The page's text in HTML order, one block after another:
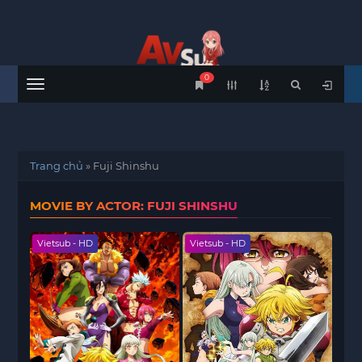
Menu
0
Trang chủ » Fuji Shinshu
MOVIE BY ACTOR: FUJI SHINSHU
Vietsub - HD Vietsub - HD